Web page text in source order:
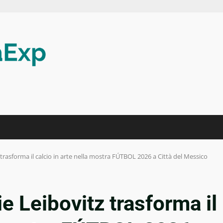
il calcio in arte nella mostra FÚTBOL 2026 a Città del Messico
Leibovitz trasforma il